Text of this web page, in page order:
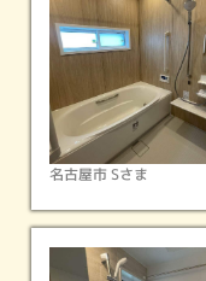
お好み
リフォーム
リフ
名古屋市 Sさま